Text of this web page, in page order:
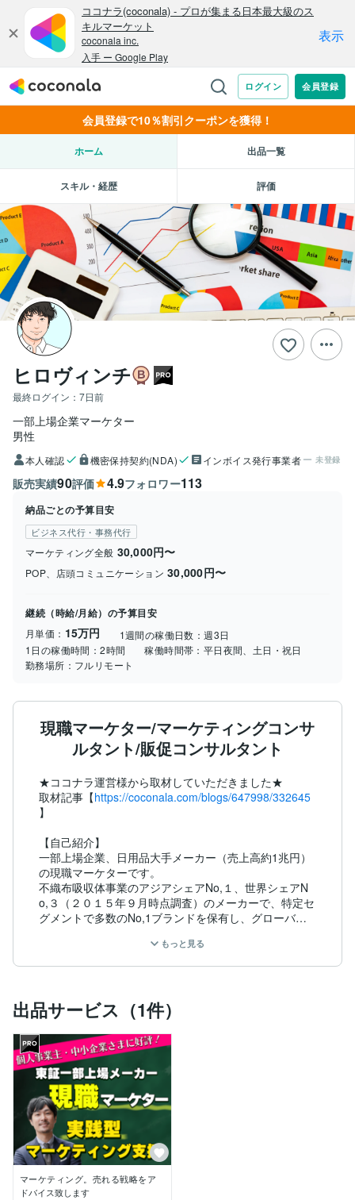
会員登録で10％割引クーポンを獲得！
ホーム 出品一覧
スキル・経歴 評価
ヒロヴィンチ
最終ログイン： 7日前
一部上場企業マーケター
男性
本人確認 機密保持契約(NDA) インボイス発行事業者 未登録
販売実績90評価 4.9フォロワー113
納品ごとの予算目安
ビジネス代行・事務代行
マーケティング全般 30,000円〜
POP、店頭コミュニケーション 30,000円〜
継続（時給/月給）の予算目安
月単価： 15万円 1週間の稼働日数：週3日
1日の稼働時間：2時間 稼働時間帯： 平日夜間、土日・祝日
勤務場所： フルリモート
現職マーケター/マーケティングコンサ
ルタント/販促コンサルタント
★ココナラ運営様から取材していただきました★
取材記事【https://coconala.com/blogs/647998/332645
】
【自己紹介】
一部上場企業、日用品大手メーカー（売上高約1兆円）
の現職マーケターです。
不織布吸収体事業のアジアシェアNo,１、世界シェアN
o,３（２０１５年９月時点調査）のメーカーで、特定セ
グメントで多数のNo,1ブランドを保有し、グローバル
・コンシューマーマーケティング
※事業戦略策定、商品企画、ブランド育成
・ショッパーマーケティング
※店頭での価値伝達、売れるHowTo研究、開発
・インサイト/消費者ニーズ・マーケットリサーチャー
・自身の開発した「売場、売り方」を日経MJに複数回
掲載
・小売業様にて展開した売場コンセプト、販売手法の商
標、実用新案を複数取得
・販促につながるデジタルソリューションで複数特許取
得
・商品企画マーケティングは、販売額が年間10億円以
上のブランド育成に従事
もっと見る
出品サービス（1件）
マーケティング。売れる戦略をア
ドバイス致します